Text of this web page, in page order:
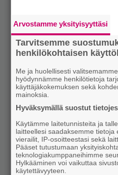
Arvostamme yksityisyyttäsi
Tarvitsemme
henkilökohtaisen
Me ja huolellisesti
hyödynnämme henkilötietoja
käyttäjäkokemuksen sekä
mainoksia.
Hyväksymällä suostut
Käytämme laitetunnisteita ja
laitteellesi saadaksemme tietoja
vierailit, IP-osoitteestasi sekä
Pääset tutustumaan
teknologiakumppaneihimme
Hylkääminen voi vaikuttaa
käytettävyyteen.